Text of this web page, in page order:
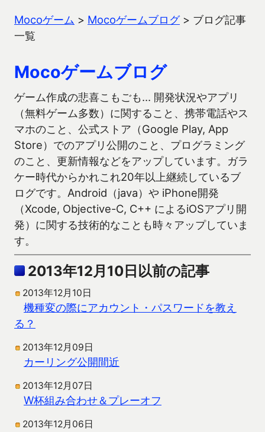
Mocoゲーム > Mocoゲームブログ> ブログ記事
一覧
Mocoゲームブログ
ゲーム作成の悲喜こもごも… 開発状況やアプリ
（無料ゲーム多数）に関すること、携帯電話やス
マホのこと、公式ストア（Google Play, App
Store）でのアプリ公開のこと、プログラミング
のこと、更新情報などをアップしています。ガラ
ケー時代からかれこれ20年以上継続しているブ
ログです。Android（java）や iPhone開発
（Xcode, Objective-C, C++ によるiOSアプリ開
発）に関する技術的なことも時々アップしていま
す。
2013年12月10日以前の記事
2013年12月10日
機種変の際にアカウント・パスワードを教え
る？
2013年12月09日
カーリング公開間近
2013年12月07日
W杯組み合わせ＆プレーオフ
2013年12月06日